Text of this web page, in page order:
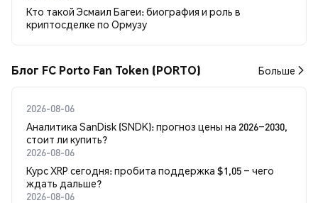
Кто такой Эсмаил Багеи: биография и роль в
криптосделке по Ормузу
Блог FC Porto Fan Token (PORTO) Больше
2026-08-06
Аналитика SanDisk (SNDK): прогноз цены на 2026–2030,
стоит ли купить?
2026-08-06
Курс XRP сегодня: пробита поддержка $1,05 – чего
ждать дальше?
2026-08-06